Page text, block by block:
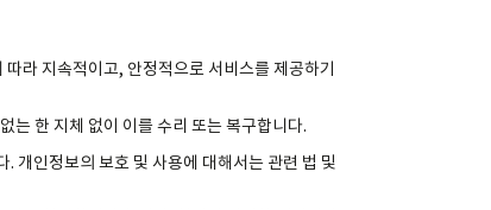
라 지속적이고, 안정적으로 서비스를 제공하기
는 한 지체 없이 이를 수리 또는 복구합니다.
개인정보의 보호 및 사용에 대해서는 관련 법 및